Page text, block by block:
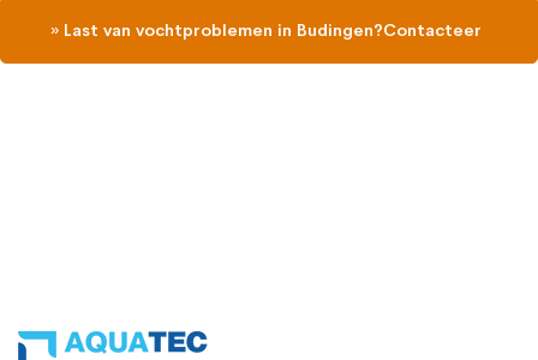
» Last van vochtproblemen in Budingen?Contacteer